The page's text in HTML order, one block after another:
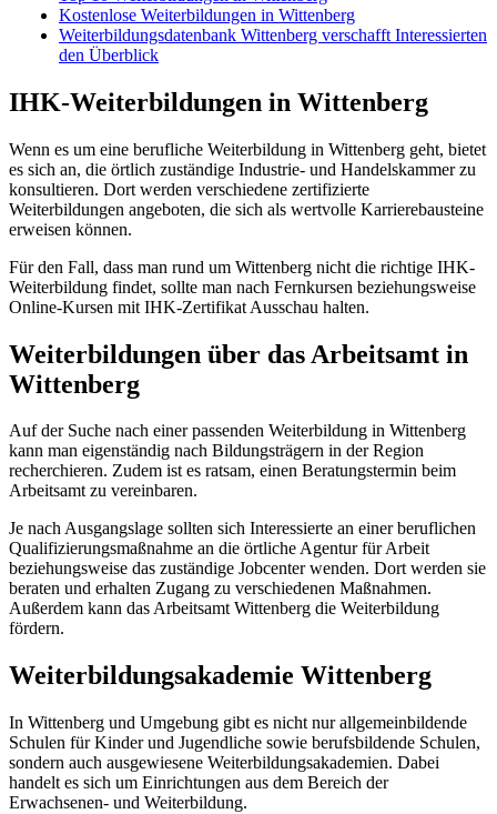
Kostenlose Weiterbildungen in Wittenberg
Weiterbildungsdatenbank Wittenberg verschafft Interessierten
den Überblick
IHK-Weiterbildungen in Wittenberg
Wenn es um eine berufliche Weiterbildung in Wittenberg geht, bietet
es sich an, die örtlich zuständige Industrie- und Handelskammer zu
konsultieren. Dort werden verschiedene zertifizierte
Weiterbildungen angeboten, die sich als wertvolle Karrierebausteine
erweisen können.
Für den Fall, dass man rund um Wittenberg nicht die richtige IHK-
Weiterbildung findet, sollte man nach Fernkursen beziehungsweise
Online-Kursen mit IHK-Zertifikat Ausschau halten.
Weiterbildungen über das Arbeitsamt in
Wittenberg
Auf der Suche nach einer passenden Weiterbildung in Wittenberg
kann man eigenständig nach Bildungsträgern in der Region
recherchieren. Zudem ist es ratsam, einen Beratungstermin beim
Arbeitsamt zu vereinbaren.
Je nach Ausgangslage sollten sich Interessierte an einer beruflichen
Qualifizierungsmaßnahme an die örtliche Agentur für Arbeit
beziehungsweise das zuständige Jobcenter wenden. Dort werden sie
beraten und erhalten Zugang zu verschiedenen Maßnahmen.
Außerdem kann das Arbeitsamt Wittenberg die Weiterbildung
fördern.
Weiterbildungsakademie Wittenberg
In Wittenberg und Umgebung gibt es nicht nur allgemeinbildende
Schulen für Kinder und Jugendliche sowie berufsbildende Schulen,
sondern auch ausgewiesene Weiterbildungsakademien. Dabei
handelt es sich um Einrichtungen aus dem Bereich der
Erwachsenen- und Weiterbildung.